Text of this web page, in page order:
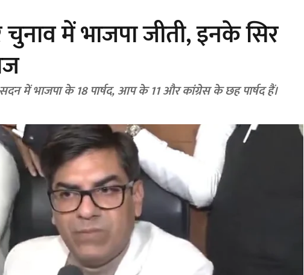
में भाजपा जीती, इनके सिर
में भाजपा के 18 पार्षद, आप के 11 और कांग्रेस के छह पार्षद हैं।